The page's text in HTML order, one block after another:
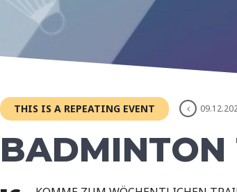
THIS IS A REPEATING EVENT
BADMINTON